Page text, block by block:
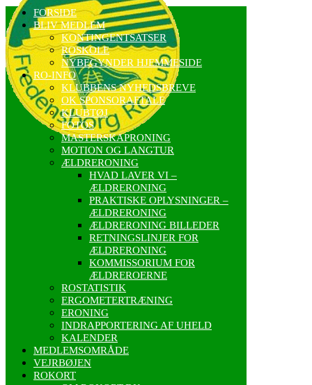
FORSIDE
BLIV MEDLEM
KONTINGENTSATSER
ROSKOLE
NYBEGYNDER HJEMMESIDE
RO-INFO
KLUBBENS NYHEDSBREVE
OK SPONSORAFTALE
KLUBTØJ
FOTOS
MASTERSKAPRONING
MOTION OG LANGTUR
ÆLDRERONING
HVAD LAVER VI –
ÆLDRERONING
PRAKTISKE OPLYSNINGER –
ÆLDRERONING
ÆLDRERONING BILLEDER
RETNINGSLINJER FOR
ÆLDRERONING
KOMMISSORIUM FOR
ÆLDREROERNE
ROSTATISTIK
ERGOMETERTRÆNING
ERONING
INDRAPPORTERING AF UHELD
KALENDER
MEDLEMSOMRÅDE
VEJRBØJEN
ROKORT